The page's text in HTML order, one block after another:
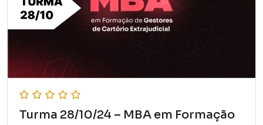
Turma 28/10/24 – MBA em Formação